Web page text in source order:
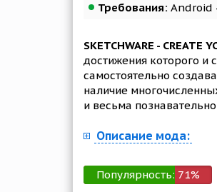
Требования: Android
SKETCHWARE - CREATE
достижения которого и
самостоятельно
наличие
и весьма
Описание мода:
Популярность: 71%